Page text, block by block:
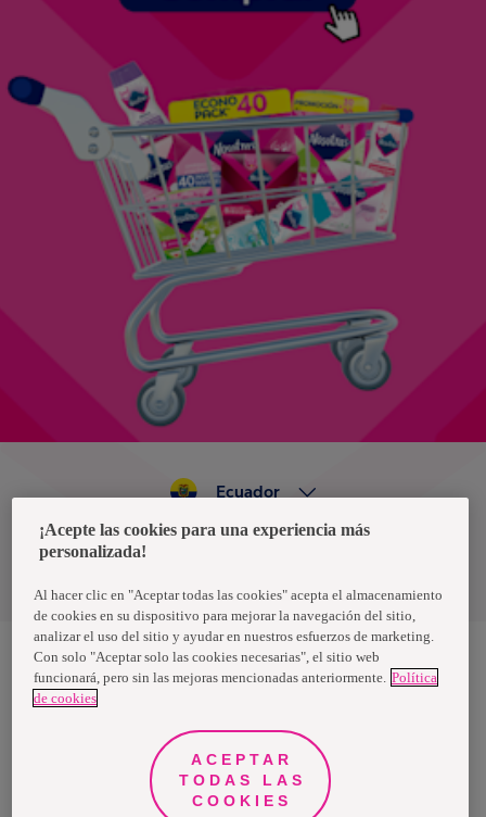
Política de privacidad de datos
Ecuador
Nosotras, una marca de Essity - una compañía global líder en
higiene y salud. Cada día, mil millones de personas, en todo el
propósito es romper barreras por el bienestar en beneficio de
consumidores, pacientes, cuidadores, clientes y la sociedad en
general. Vendemos en aproximadamente 150 países bajo las
principales marcas globales TENA y Tork, así como otras marcas
como Actimove, Cutimed, JOBST, Knix, Leukoplast, Libero, Libresse,
Lotus, Modibodi, Nosotras, Saba, Tempo, TOM Organic y Zewa. En
¡Acepte las cookies para una experiencia más
personalizada!
Al hacer clic en "Aceptar todas las cookies" acepta el almacenamiento
de cookies en su dispositivo para mejorar la navegación del sitio,
analizar el uso del sitio y ayudar en nuestros esfuerzos de marketing.
Con solo "Aceptar solo las cookies necesarias", el sitio web
funcionará, pero sin las mejoras mencionadas anteriormente. Política
de cookies
ACEPTAR
TODAS LAS
COOKIES